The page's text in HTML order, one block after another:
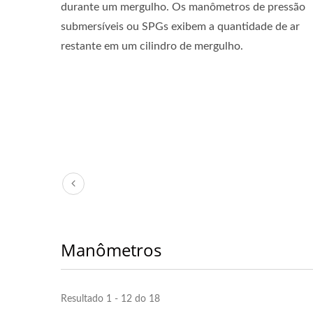
durante um mergulho. Os manômetros de pressão
submersíveis ou SPGs exibem a quantidade de ar
restante em um cilindro de mergulho.
Manômetros
Resultado 1 - 12 do 18